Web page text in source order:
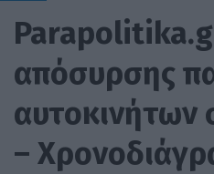
απόσυρσης
αυτοκινήτων
–